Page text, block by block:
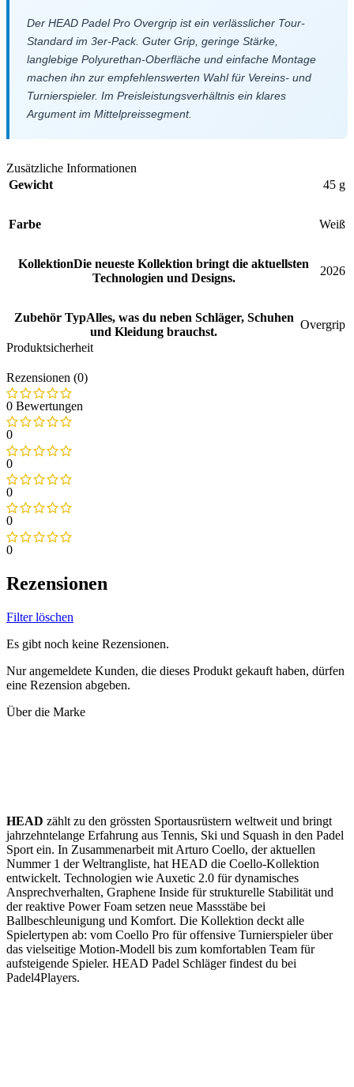
Der HEAD Padel Pro Overgrip ist ein verlässlicher Tour-
Standard im 3er-Pack. Guter Grip, geringe Stärke,
langlebige Polyurethan-Oberfläche und einfache Montage
machen ihn zur empfehlenswerten Wahl für Vereins- und
Turnierspieler. Im Preisleistungsverhältnis ein klares
Argument im Mittelpreissegment.
Zusätzliche Informationen
Gewicht
45 g
Farbe Weiß
KollektionDie neueste Kollektion bringt die aktuellsten
Technologien und Designs.
2026
Zubehör TypAlles, was du neben Schläger, Schuhen
und Kleidung brauchst.
Overgrip
Produktsicherheit
Rezensionen (0)
0 Bewertungen
0
0
0
0
0
Rezensionen
Filter löschen
Es gibt noch keine Rezensionen.
Nur angemeldete Kunden, die dieses Produkt gekauft haben, dürfen
eine Rezension abgeben.
Über die Marke
HEAD zählt zu den grössten Sportausrüstern weltweit und bringt
jahrzehntelange Erfahrung aus Tennis, Ski und Squash in den Padel
Sport ein. In Zusammenarbeit mit Arturo Coello, der aktuellen
Nummer 1 der Weltrangliste, hat HEAD die Coello-Kollektion
entwickelt. Technologien wie Auxetic 2.0 für dynamisches
Ansprechverhalten, Graphene Inside für strukturelle Stabilität und
der reaktive Power Foam setzen neue Massstäbe bei
Ballbeschleunigung und Komfort. Die Kollektion deckt alle
Spielertypen ab: vom Coello Pro für offensive Turnierspieler über
das vielseitige Motion-Modell bis zum komfortablen Team für
aufsteigende Spieler. HEAD Padel Schläger findest du bei
Padel4Players.